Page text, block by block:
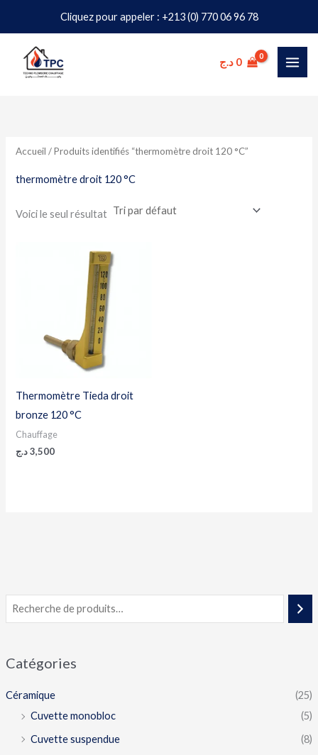
Cliquez pour appeler : +213 (0) 770 06 96 78
contenu
0 د.ج
Catégories
Céramique
(25)
Cuvette monobloc
(5)
Cuvette suspendue
(8)
Accueil / Produits identifiés “thermomètre droit 120 °C”
thermomètre droit 120 °C
Voici le seul résultat
Thermomètre Tieda droit
bronze 120 °C
Chauffage
3,500 د.ج